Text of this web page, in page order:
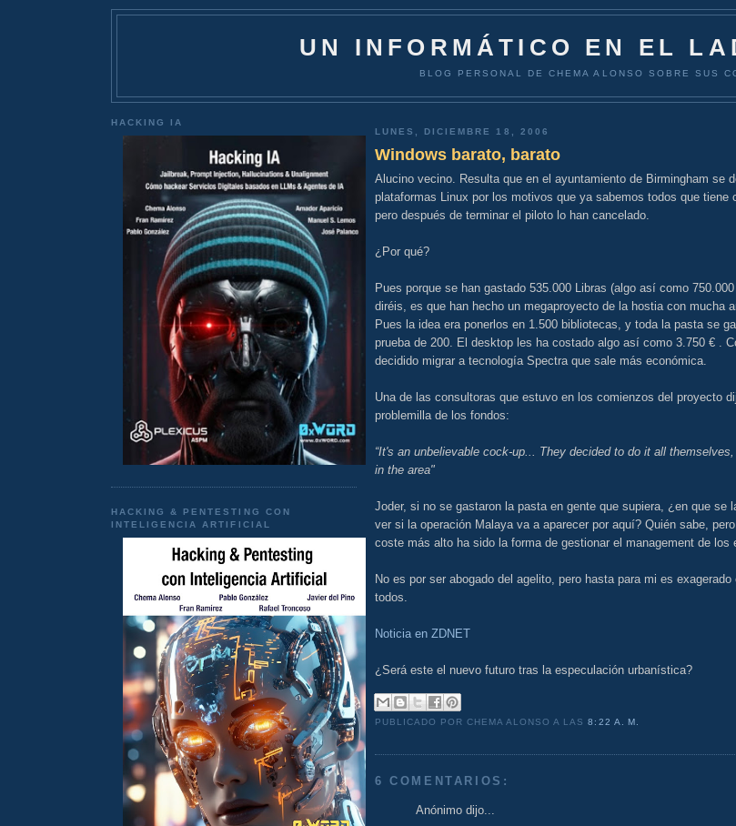
UN INFORMÁTICO EN EL
BLOG PERSONAL DE CHEMA ALONSO SOBRE SUS
HACKING IA
HACKING & PENTESTING CON
INTELIGENCIA ARTIFICIAL
LUNES, DICIEMBRE 18, 2006
Windows barato, barato
Alucino vecino. Resulta que en el ayuntamiento de Birmingham se
plataformas Linux por los motivos que ya sabemos todos que tiene
pero después de terminar el piloto lo han cancelado.
¿Por qué?
Pues porque se han gastado 535.000 Libras (algo así como
diréis, es que han hecho un megaproyecto de la hostia con mucha
Pues la idea era ponerlos en 1.500 bibliotecas, y toda la pasta se
prueba de 200. El desktop les ha costado algo así como 3.750 € .
decidido migrar a tecnología Spectra que sale más económica.
Una de las consultoras que estuvo en los comienzos del proyecto
problemilla de los fondos:
“It's an unbelievable cock-up... They decided to do it all
in the area"
Joder, si no se gastaron la pasta en gente que supiera, ¿en que se
ver si la operación Malaya va a aparecer por aquí? Quién sabe,
coste más alto ha sido la forma de gestionar el management de los
No es por ser abogado del agelito, pero hasta para mi es
todos.
Noticia en ZDNET
¿Será este el nuevo futuro tras la especulación urbanística?
PUBLICADO POR CHEMA ALONSOA LAS8:22 A. M.
6 COMENTARIOS:
Anónimo dijo...